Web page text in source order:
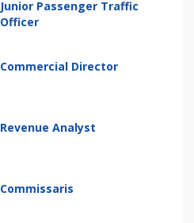
Junior Passenger Traffic
Officer
Commercial Director
Revenue Analyst
Commissaris